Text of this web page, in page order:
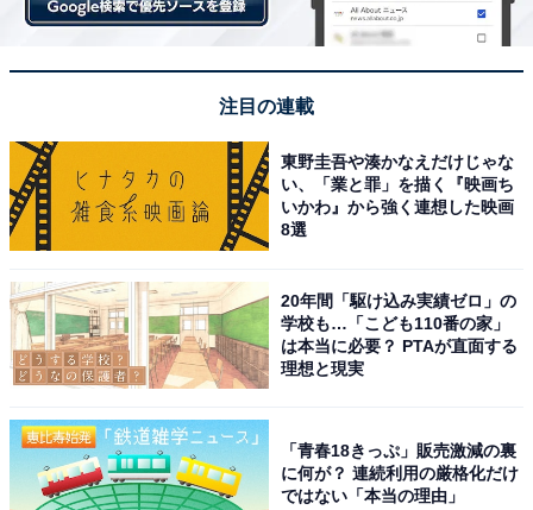
中にはカルディオリジナルの「豆乳ビスケット」
注目の連載
東野圭吾や湊かなえだけじゃな
い、「業と罪」を描く『映画ち
いかわ』から強く連想した映画
8選
20年間「駆け込み実績ゼロ」の
学校も…「こども110番の家」
は本当に必要？ PTAが直面する
理想と現実
「青春18きっぷ」販売激減の裏
に何が？ 連続利用の厳格化だけ
ではない「本当の理由」